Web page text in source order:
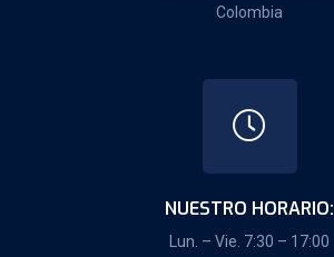
Colombia
NUESTRO HORARIO:
Lun. – Vie. 7:30 – 17:00